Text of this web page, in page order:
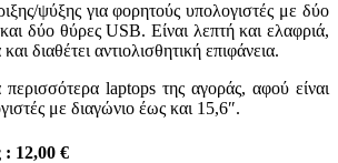
ψύξης για φορητούς υπολογιστές με δύο
δύο θύρες USB. Είναι λεπτή και ελαφριά,
διαθέτει αντιολισθητική επιφάνεια.
laptops της αγοράς, αφού είναι
με διαγώνιο έως και 15,6″.
: 12,00 €